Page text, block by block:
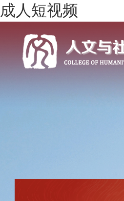
成人短视频